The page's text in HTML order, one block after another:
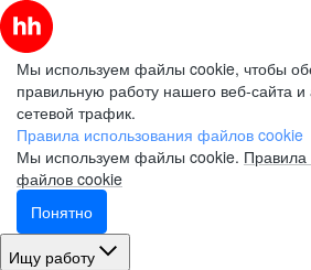
Мы используем файлы cookie, чтобы
правильную работу нашего веб-сайта и
сетевой трафик.
Правила использования файлов cookie
Мы используем файлы cookie. Правила
файлов cookie
Понятно
Ищу работу